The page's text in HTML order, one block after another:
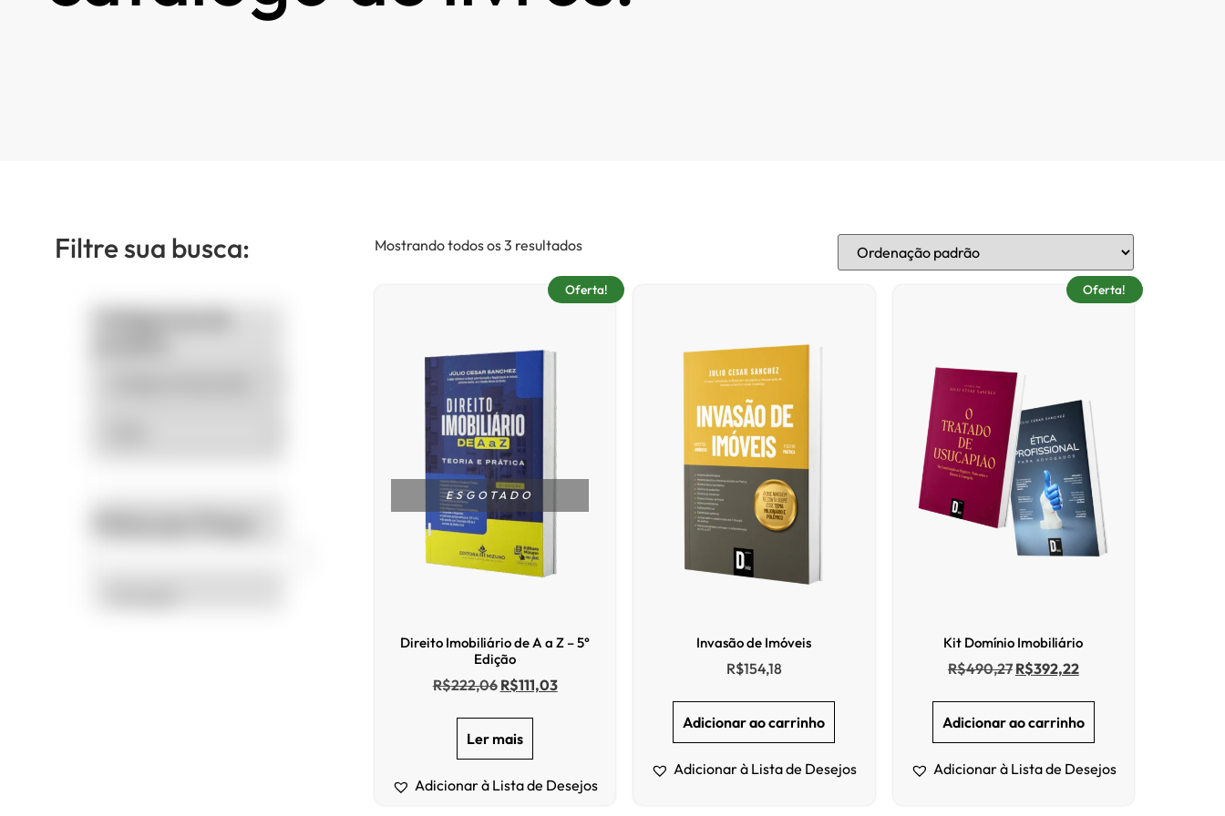
Filtre sua busca:
Categorias de
Mostrando todos os 3 resultados
Oferta!
ESGOTADO
Direito Imobiliário de A a Z – 5°
Edição
R$222,06 R$111,03
Ler mais
Adicionar à Lista de Desejos
Invasão de Imóveis
R$154,18
Adicionar ao carrinho
Adicionar à Lista de Desejos
Oferta!
Kit Domínio Imobiliário
R$490,27 R$392,22
Adicionar ao carrinho
Adicionar à Lista de Desejos